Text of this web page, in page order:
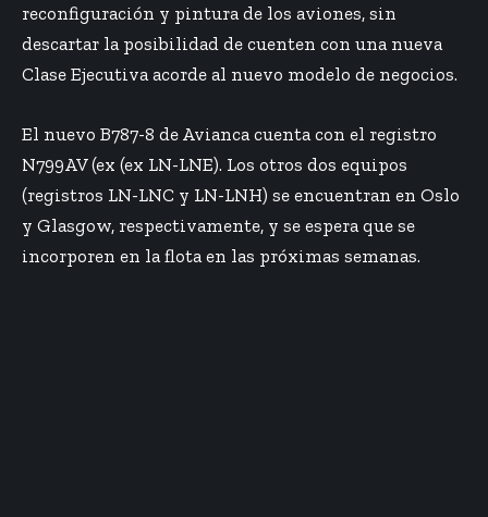
reconfiguración y pintura de los aviones, sin
descartar la posibilidad de cuenten con una nueva
Clase Ejecutiva acorde al nuevo modelo de negocios.
El nuevo B787-8 de Avianca cuenta con el registro
N799AV (ex (ex LN-LNE). Los otros dos equipos
(registros LN-LNC y LN-LNH) se encuentran en Oslo
y Glasgow, respectivamente, y se espera que se
incorporen en la flota en las próximas semanas.